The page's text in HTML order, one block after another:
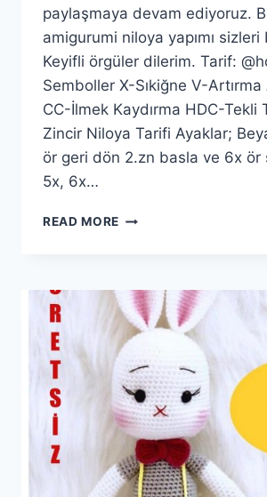
paylaşmaya devam ediyoruz.
amigurumi niloya yapımı sizleri
Keyifli örgüler dilerim. Tarif:
Semboller X-Sıkiğne V-
CC-İlmek Kaydırma HDC-Tekli
Zincir Niloya Tarifi Ayaklar;
ör geri dön 2.zn basla ve 6x ör
5x, 6x…
READ MORE AMIGURUMI